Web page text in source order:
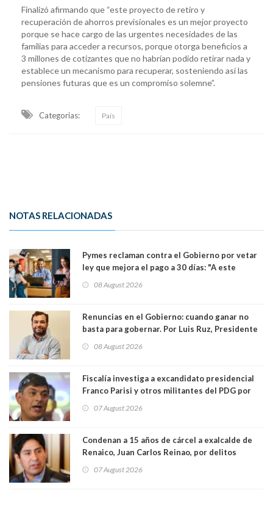
Finalizó afirmando que “este proyecto de retiro y
recuperación de ahorros previsionales es un mejor proyecto
porque se hace cargo de las urgentes necesidades de las
familias para acceder a recursos, porque otorga beneficios a
3 millones de cotizantes que no habrían podido retirar nada y
establece un mecanismo para recuperar, sosteniendo así las
pensiones futuras que es un compromiso solemne”.
Categorias: País
NOTAS RELACIONADAS
Pymes reclaman contra el Gobierno por vetar
ley que mejora el pago a 30 días: "A este
medianas empresas"
08 August 2026
Renuncias en el Gobierno: cuando ganar no
basta para gobernar. Por Luis Ruz, Presidente
08 August 2026
Fiscalía investiga a excandidato presidencial
Franco Parisi y otros militantes del PDG por
07 August 2026
Condenan a 15 años de cárcel a exalcalde de
Renaico, Juan Carlos Reinao, por delitos
07 August 2026